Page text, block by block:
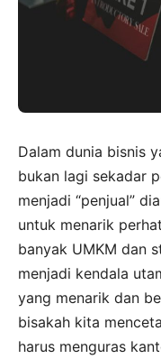
Dalam dunia bisnis
bukan lagi sekadar
menjadi “penjual”
untuk menarik
banyak UMKM dan
menjadi kendala
yang menarik dan
bisakah kita
harus menguras